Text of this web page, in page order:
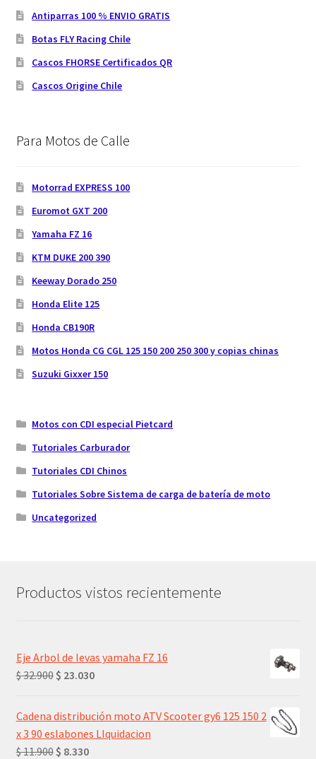
Antiparras 100 % ENVIO GRATIS
Botas FLY Racing Chile
Cascos FHORSE Certificados QR
Cascos Origine Chile
Para Motos de Calle
Motorrad EXPRESS 100
Euromot GXT 200
Yamaha FZ 16
KTM DUKE 200 390
Keeway Dorado 250
Honda Elite 125
Honda CB190R
Motos Honda CG CGL 125 150 200 250 300 y copias chinas
Suzuki Gixxer 150
Motos con CDI especial Pietcard
Tutoriales Carburador
Tutoriales CDI Chinos
Tutoriales Sobre Sistema de carga de batería de moto
Uncategorized
Productos vistos recientemente
Eje Arbol de levas yamaha FZ 16
$32.900 El
original
era:
$ 32.900.
$ 23.030El
actual
es:
$ 23.030.
Cadena distribución moto ATV Scooter gy6 125 150 2
x 3 90 eslabones LIquidacion
$11.900 El
$ 8.330El